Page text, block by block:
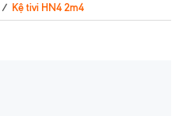
/ Kệ tivi HN4 2m4